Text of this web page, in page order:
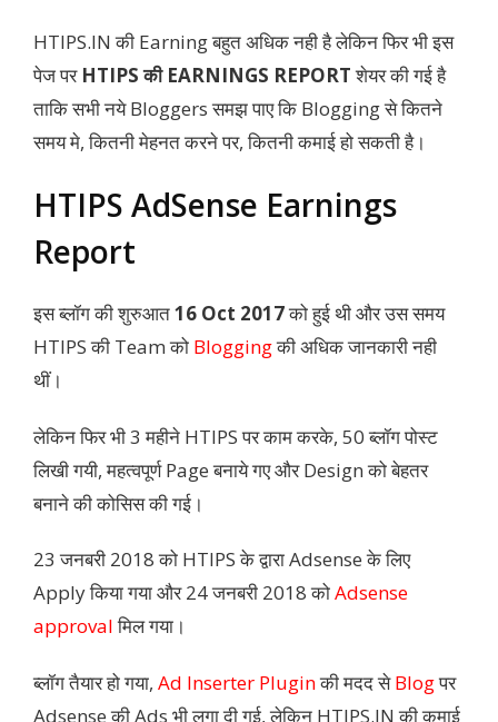
HTIPS.IN की Earning बहुत अधिक नही है लेकिन फिर भी इस
पेज पर HTIPS की EARNINGS REPORTशेयर की गई है
ताकि सभी नये Bloggers समझ पाए कि Blogging से कितने
समय मे, कितनी मेहनत करने पर, कितनी कमाई हो सकती है।
HTIPS AdSense Earnings
Report
इस ब्लॉग की शुरुआत16 Oct 2017को हुई थी और उस समय
HTIPS की Team को Bloggingकी अधिक जानकारी नही
थीं।
लेकिन फिर भी 3 महीने HTIPS पर काम करके, 50 ब्लॉग पोस्ट
लिखी गयी, महत्वपूर्ण Page बनाये गए और Design को बेहतर
बनाने की कोसिसकी गई।
23 जनबरी 2018 को HTIPS के द्वारा Adsense के लिए
Apply किया गया और 24 जनबरी 2018 कोAdsense
approvalमिल गया।
ब्लॉग तैयार हो गया, Ad Inserter Pluginकी मदद सेBlogपर
Adsense की Ads भी लगा दी गई, लेकिन HTIPS.IN की कमाई